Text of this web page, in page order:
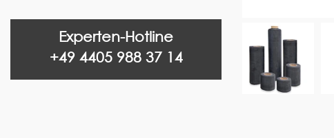
Experten-Hotline
+49 4405 988 37 14